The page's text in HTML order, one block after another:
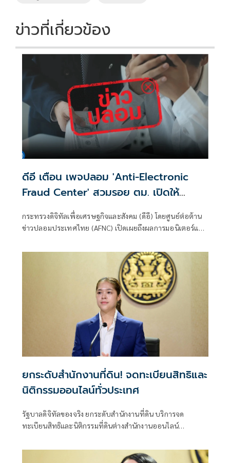
ข่าวที่เกี่ยวข้อง
ดีอี เตือน เพจปลอม 'Anti-Electronic
Fraud Center' สวมรอย ตม. เปิดให้
ติดตามรับเงินคืนจาก 'สแกมเมอร์' ระวัง
สูญเงิน-ข้อมูลส่วนบุคคล
กระทรวงดิจิทัลเพื่อเศรษฐกิจและสังคม (ดีอี) โดยศูนย์ต่อต้าน
ข่าวปลอมประเทศไทย (AFNC) เปิดเผยถึงผลการมอนิเตอร์และ
ปัญหาภัยความมั่นคงและภัยทางสังคมของนายไชยชนก ชิดชอบ
รัฐมนตรีว่าการกระทรวงดิจิทัลเพื่อเศรษฐกิจและสังคม (ดีอี)
โดยยกระดับความสำคัญเรื่องการสร้างความตระหนักรู้เท่าทัน
ภัยอาชญากรรมทางเทคโนโลยี ข่าวปลอม และข้อมูลบิดเบือน
ยกระดับสำนักงานที่ดิน! จดทะเบียนสิทธิและ
นิติกรรมออนไลน์ทั่วประเทศ
รัฐบาลดิจิทัลของจริง ยกระดับสำนักงานที่ดิน บริการจด
ทะเบียนสิทธิและนิติกรรมที่ดินต่างสำนักงานออนไลน์
กทม.เป็นสำนักงานที่ดินอิเล็กทรอนิกส์ทั้งระบบ